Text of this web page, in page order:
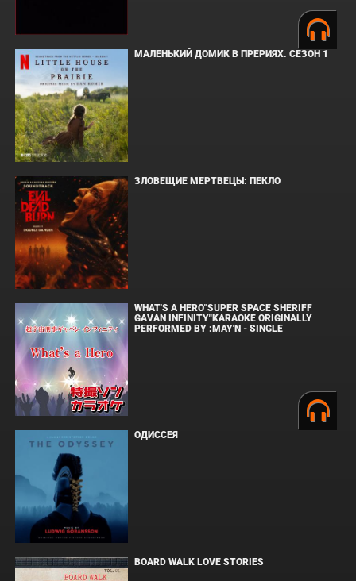
МАЛЕНЬКИЙ ДОМИК В ПРЕРИЯХ. СЕЗОН 1
ЗЛОВЕЩИЕ МЕРТВЕЦЫ: ПЕКЛО
WHAT'S A HERO"SUPER SPACE SHERIFF
GAVAN INFINITY"KARAOKE ORIGINALLY
PERFORMED BY :MAY'N - SINGLE
ОДИССЕЯ
BOARD WALK LOVE STORIES